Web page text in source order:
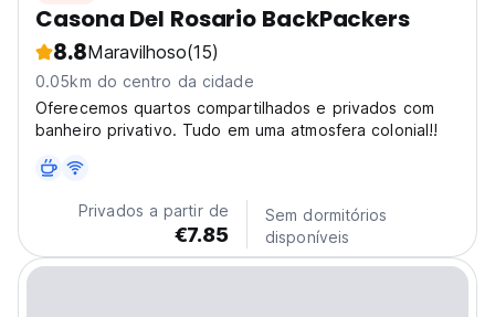
Casona Del Rosario BackPackers
8.8Maravilhoso(15)
0.05km do centro da cidade
Oferecemos quartos compartilhados e privados com
banheiro privativo. Tudo em uma atmosfera colonial!!
Privados a partir de
€7.85
Sem dormitórios
disponíveis